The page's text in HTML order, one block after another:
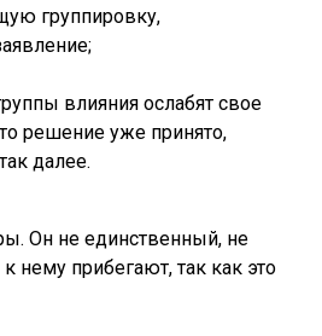
группировку,
влияния ослабят свое
решение уже принято,
далее.
Он не единственный, не
нему прибегают, так как это